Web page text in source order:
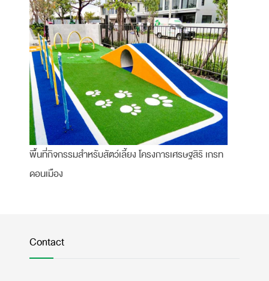
พื้นที่กิจกรรมสำหรับสัตว์เลี้ยง โครงการเศรษฐสิริ เกรท
ดอนเมือง
Contact